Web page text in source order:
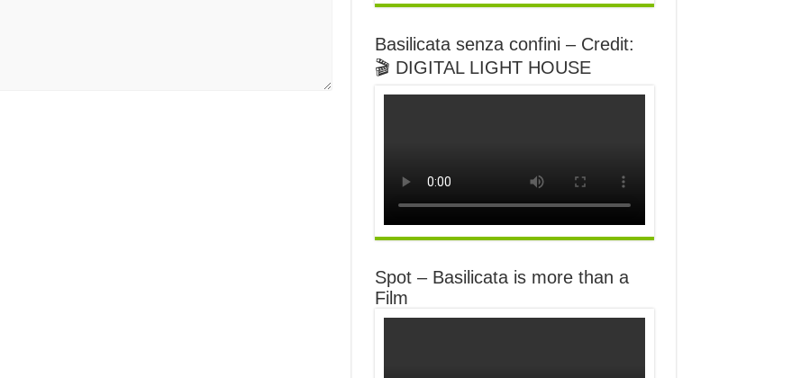
Basilicata senza confini – Credit:
🎬 DIGITAL LIGHT HOUSE
Spot – Basilicata is more than a
Film